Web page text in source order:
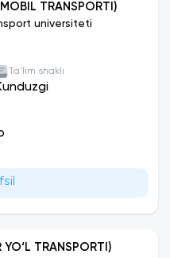
TRANSPORTI)
universiteti
Ta'lim shakli
YO‘L TRANSPORTI)